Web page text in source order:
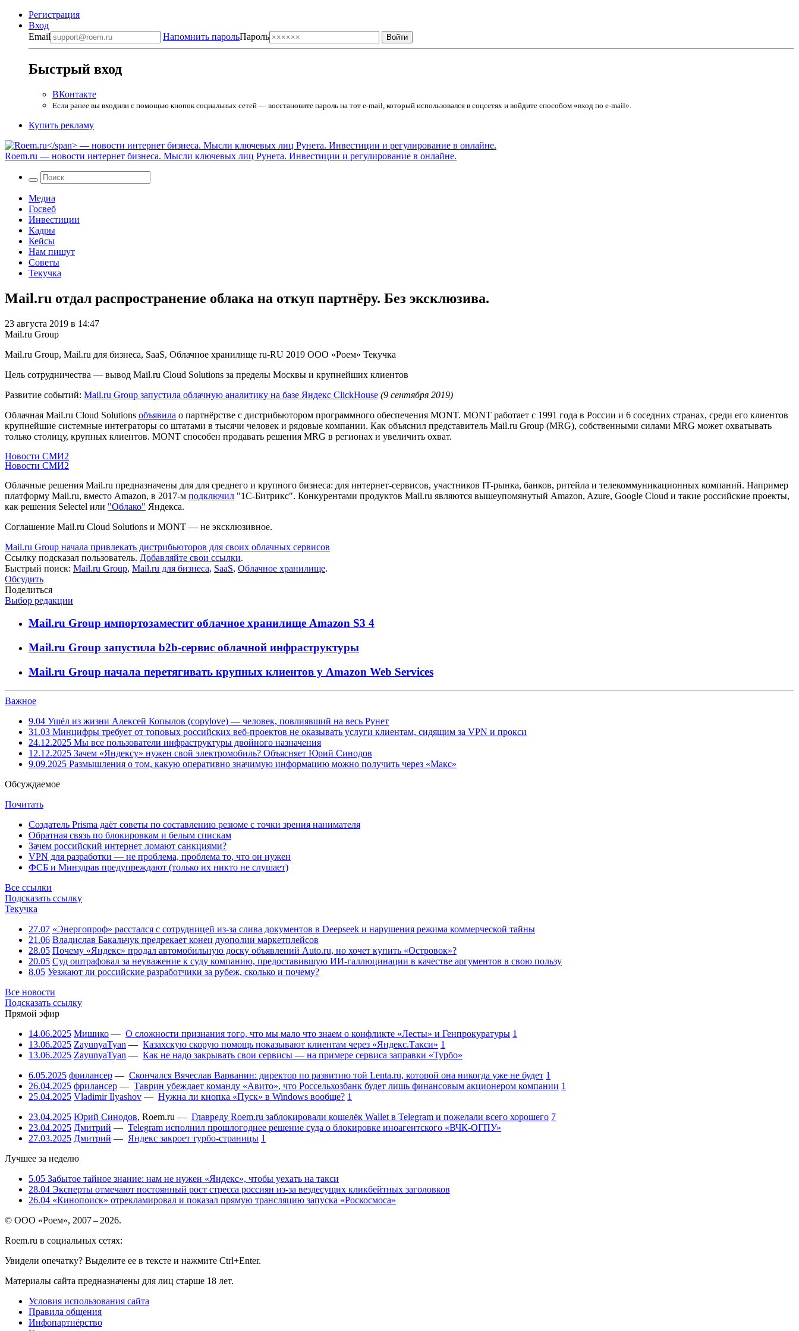
Регистрация
Вход
Email
Напомнить парольПароль
Быстрый вход
ВКонтакте
Если ранее вы входили с помощью кнопок социальных сетей — восстановите пароль на тот e-mail, который использовался в соцсетях и войдите способом «вход по e-mail».
Купить рекламу
Roem.ru — новости интернет бизнеса. Мысли ключевых лиц Рунета. Инвестиции и регулирование в онлайне.
Медиа
Госвеб
Инвестиции
Кадры
Кейсы
Нам пишут
Советы
Текучка
Mail.ru отдал распространение облака на откуп партнёру. Без эксклюзива.
23 августа 2019 в 14:47
Mail.ru Group
Mail.ru Group, Mail.ru для бизнеса, SaaS, Облачное хранилище ru-RU 2019 ООО «Роем» Текучка
Цель сотрудничества — вывод Mаil.ru Cloud Solutions за пределы Москвы и крупнейших клиентов
Развитие событий: Mail.ru Group запустила облачную аналитику на базе Яндекс ClickHouse (9 сентября 2019)
Облачная Mail.ru Cloud Solutions объявила о партнёрстве с дистрибьютором программного обеспечения MONT. MONT работает с 1991 года в России и 6 соседних странах, среди его клиентов
крупнейшие системные интеграторы со штатами в тысячи человек и рядовые компании. Как объяснил представитель Mail.ru Group (MRG), собственными силами MRG может охватывать
только столицу, крупных клиентов. MONT способен продавать решения MRG в регионах и увеличить охват.
Новости СМИ2
Новости СМИ2
Облачные решения Mail.ru предназначены для для среднего и крупного бизнеса: для интернет-сервисов, участников IT-рынка, банков, ритейла и телекоммуникационных компаний. Например
платформу Mail.ru, вместо Amazon, в 2017-м подключил "1С-Битрикс". Конкурентами продуктов Mail.ru являются вышеупомянутый Amazon, Azure, Google Cloud и такие российские проекты,
как решения Selectel или "Облако" Яндекса.
Соглашение Mail.ru Cloud Solutions и MONT — не эксклюзивное.
Mail.ru Group начала привлекать дистрибьюторов для своих облачных сервисов
Ссылку подсказал пользователь. Добавляйте свои ссылки.
Быстрый поиск: Mail.ru Group, Mail.ru для бизнеса, SaaS, Облачное хранилище.
Обсудить
Поделиться
Выбор редакции
Mail.ru Group импортозаместит облачное хранилище Amazon S3 4
Mail.ru Group запустила b2b-сервис облачной инфраструктуры
Mail.ru Group начала перетягивать крупных клиентов у Amazon Web Services
Важное
9.04 Ушёл из жизни Алексей Копылов (copylove) — человек, повлиявший на весь Рунет
31.03 Минцифры требует от топовых российских веб-проектов не оказывать услуги клиентам, сидящим за VPN и прокси
24.12.2025 Мы все пользователи инфраструктуры двойного назначения
12.12.2025 Зачем «Яндексу» нужен свой электромобиль? Объясняет Юрий Синодов
9.09.2025 Размышления о том, какую оперативно значимую информацию можно получить через «Макс»
Обсуждаемое
Почитать
Создатель Prisma даёт советы по составлению резюме с точки зрения нанимателя
Обратная связь по блокировкам и белым спискам
Зачем российский интернет ломают санкциями?
VPN для разработки — не проблема, проблема то, что он нужен
ФСБ и Минздрав предупреждают (только их никто не слушает)
Все ссылки
Подсказать ссылку
Текучка
27.07 «Энергопроф» расстался с сотрудницей из-за слива документов в Deepseek и нарушения режима коммерческой тайны
21.06 Владислав Бакальчук предрекает конец дуополии маркетплейсов
28.05 Почему «Яндекс» продал автомобильную доску объявлений Auto.ru, но хочет купить «Островок»?
20.05 Суд оштрафовал за неуважение к суду компанию, предоставившую ИИ-галлюцинации в качестве аргументов в свою пользу
8.05 Уезжают ли российские разработчики за рубеж, сколько и почему?
Все новости
Подсказать ссылку
Прямой эфир
14.06.2025 Мишико — О сложности признания того, что мы мало что знаем о конфликте «Лесты» и Генпрокуратуры 1
13.06.2025 ZayunyaTyan — Казахскую скорую помощь показывают клиентам через «Яндекс.Такси» 1
13.06.2025 ZayunyaTyan — Как не надо закрывать свои сервисы — на примере сервиса заправки «Турбо»
6.05.2025 фрилансер — Скончался Вячеслав Варванин: директор по развитию той Lenta.ru, которой она никогда уже не будет 1
26.04.2025 фрилансер — Таврин убеждает команду «Авито», что Россельхозбанк будет лишь финансовым акционером компании 1
25.04.2025 Vladimir Ilyashov — Нужна ли кнопка «Пуск» в Windows вообще? 1
23.04.2025 Юрий Синодов, Roem.ru — Главреду Roem.ru заблокировали кошелёк Wallet в Telegram и пожелали всего хорошего 7
23.04.2025 Дмитрий — Telegram исполнил прошлогоднее решение суда о блокировке иноагентского «ВЧК-ОГПУ»
27.03.2025 Дмитрий — Яндекс закроет турбо-страницы 1
Лучшее за неделю
5.05 Забытое тайное знание: нам не нужен «Яндекс», чтобы уехать на такси
28.04 Эксперты отмечают постоянный рост стресса россиян из-за вездесущих кликбейтных заголовков
26.04 «Кинопоиск» отрекламировал и показал прямую трансляцию запуска «Роскосмоса»
© ООО «Роем», 2007 – 2026.
Roem.ru в социальных сетях:
Увидели опечатку? Выделите ее в тексте и нажмите Ctrl+Enter.
Материалы сайта предназначены для лиц старше 18 лет.
Условия использования сайта
Правила общения
Инфопартнёрство